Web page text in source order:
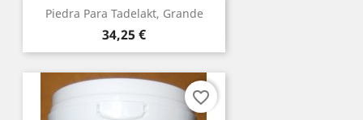
Piedra Para Tadelakt, Grande
Precio
34,25 €
favorite_border